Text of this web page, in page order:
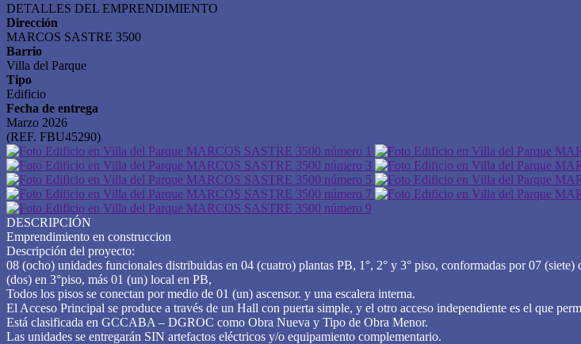
DETALLES DEL EMPRENDIMIENTO
Dirección
MARCOS SASTRE 3500
Barrio
Villa del Parque
Tipo
Edificio
Fecha de entrega
Marzo 2026
(REF. FBU45290)
DESCRIPCIÓN
Emprendimiento en construccion
Descripción del proyecto:
08 (ocho) unidades funcionales distribuidas en 04 (cuatro) plantas PB, 1°, 2° y 3° piso, conformadas por 07
(dos) en 3°piso, más 01 (un) local en PB,
Todos los pisos se conectan por medio de 01 (un) ascensor. y una escalera interna.
El Acceso Principal se produce a través de un Hall con puerta simple, y el otro acceso independiente es el que
Está clasificada en GCCABA – DGROC como Obra Nueva y Tipo de Obra Menor.
Las unidades se entregarán SIN artefactos eléctricos y/o equipamiento complementario.